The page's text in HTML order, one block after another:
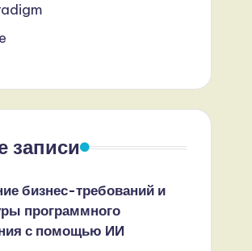
записи
бизнес-требований и
программного
с помощью ИИ